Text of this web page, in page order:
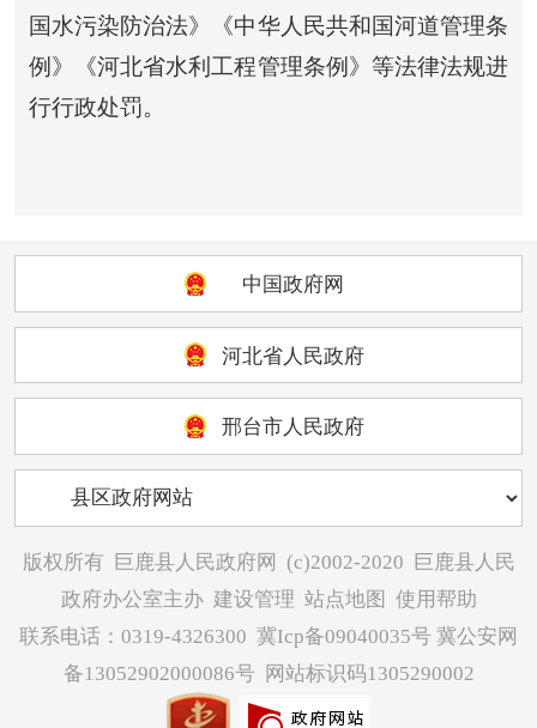
国水污染防治法》《中华人民共和国河道管理条
例》《河北省水利工程管理条例》等法律法规进
行行政处罚。
中国政府网
河北省人民政府
邢台市人民政府
版权所有 巨鹿县人民政府网 (c)2002-2020
巨鹿县人民
政府办公室主办 建设管理 站点地图 使用帮助
联系电话：0319-4326300 冀Icp备09040035号 冀公安网
备13052902000086号
网站标识码1305290002